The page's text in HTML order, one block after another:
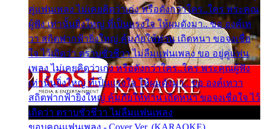
คู่แฟนเพลง ไม่เคยคิดว่าเก่ง หรือดังกว่าใคร..ใคร พระคุณ
ผู้ฟัง เท่านั้นยิ่งใหญ่ ที่เป็นแรงใจ ให้ผมดังมา.. ขอ องค์เท
วา สถิตฟากฟ้ายิ่งใหญ่ คุ้มภัยให้ท่าน เถิดหนา ขอจงเชื่อ
ใจ ไว้เถิดว่า ตราบชั่วชีวา ไม่ลืมแฟนเพลง ขอ อยู่คู่แฟน
เพลง ไม่เคยคิดว่าเก่ง หรือดังกว่าใคร..ใคร พระคุณผู้ฟัง
เท่านั้นยิ่งใหญ่ ที่เป็นแรงใจ ให้ผมดังมา.. ขอ องค์เทวา
สถิตฟากฟ้ายิ่งใหญ่ คุ้มภัยให้ท่าน เถิดหนา ขอจงเชื่อใจ ไว้
เถิดว่า ตราบชั่วชีวา ไม่ลืมแฟนเพลง
ขอบคุณแฟนเพลง - Cover Ver. (KARAOKE)